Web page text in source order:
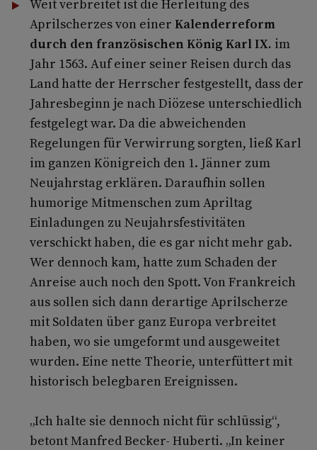
Weit verbreitet ist die Herleitung des
Aprilscherzes von einer Kalenderreform
durch den französischen König Karl IX. im
Jahr 1563. Auf einer seiner Reisen durch das
Land hatte der Herrscher festgestellt, dass der
Jahresbeginn je nach Diözese unterschiedlich
festgelegt war. Da die abweichenden
Regelungen für Verwirrung sorgten, ließ Karl
im ganzen Königreich den 1. Jänner zum
Neujahrstag erklären. Daraufhin sollen
humorige Mitmenschen zum Apriltag
Einladungen zu Neujahrsfestivitäten
verschickt haben, die es gar nicht mehr gab.
Wer dennoch kam, hatte zum Schaden der
Anreise auch noch den Spott. Von Frankreich
aus sollen sich dann derartige Aprilscherze
mit Soldaten über ganz Europa verbreitet
haben, wo sie umgeformt und ausgeweitet
wurden. Eine nette Theorie, unterfüttert mit
historisch belegbaren Ereignissen.
„Ich halte sie dennoch nicht für schlüssig“,
betont Manfred Becker- Huberti. „In keiner